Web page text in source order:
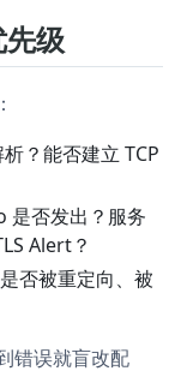
级
析？能否建立 TCP
是否发出？服务
Alert？
否被重定向、被
错误就盲改配